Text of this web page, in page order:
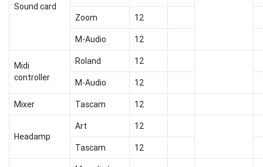
Sound card
Zoom 12
M-Audio 12
Midi
controller
Roland 12
M-Audio 12
Mixer Tascam 12
Headamp
Art 12
Tascam 12